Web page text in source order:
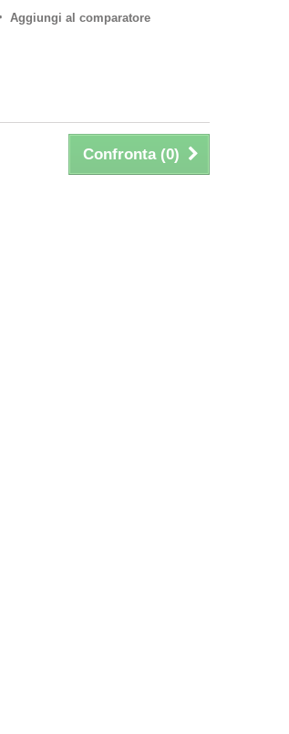
Aggiungi al comparatore
Confronta (0)